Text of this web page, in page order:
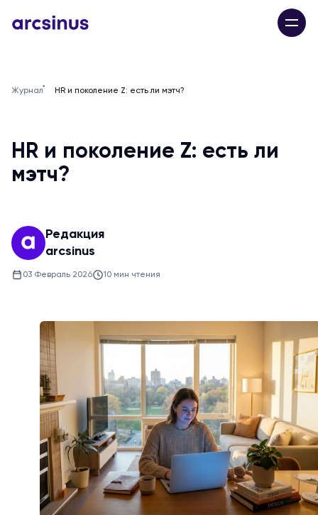
Журнал HR и поколение Z: есть ли мэтч?
HR и поколение Z: есть ли
мэтч?
Редакция
arcsinus
03 Февраль 2026 10 мин чтения